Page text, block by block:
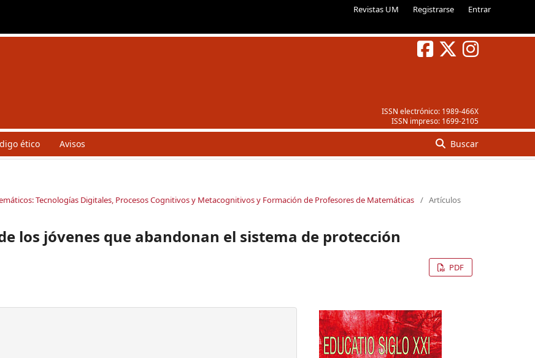
Revistas UM Registrarse Entrar
ISSN electrónico: 1989-466X
ISSN impreso: 1699-2105
ético Avisos Buscar
Tecnologías Digitales, Procesos Cognitivos y Metacognitivos y Formación de Profesores de Matemáticas / Artículos
los jóvenes que abandonan el sistema de protección
PDF